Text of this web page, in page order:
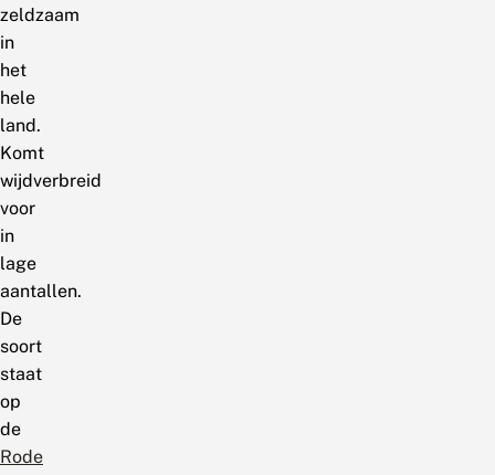
zeldzaam
in
het
hele
land.
Komt
wijdverbreid
voor
in
lage
aantallen.
De
soort
staat
op
de
Rode